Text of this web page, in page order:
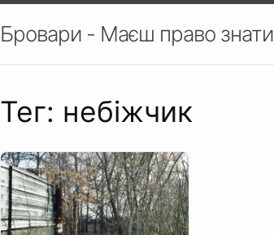
Бровари - Маєш право знати
Тег: небіжчик